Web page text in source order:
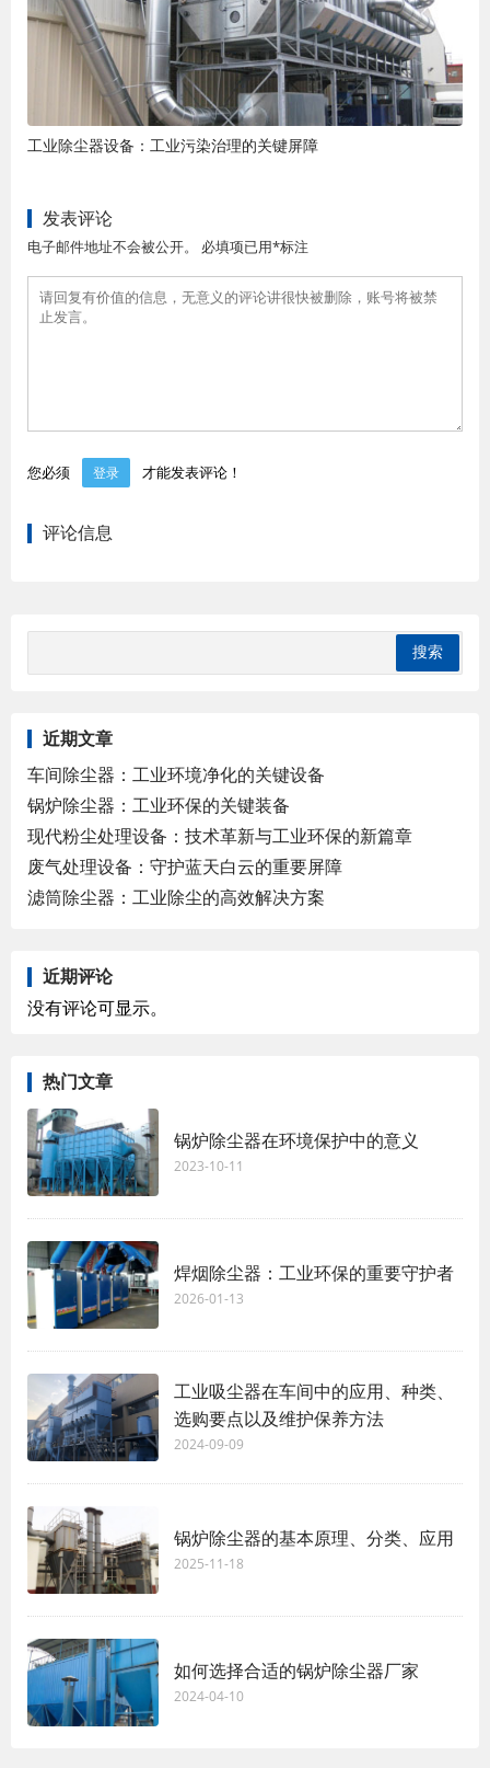
工业除尘器设备：工业污染治理的关键屏障
发表评论
电子邮件地址不会被公开。 必填项已用*标注
您必须 登录 才能发表评论！
评论信息
近期文章
车间除尘器：工业环境净化的关键设备
锅炉除尘器：工业环保的关键装备
现代粉尘处理设备：技术革新与工业环保的新篇章
废气处理设备：守护蓝天白云的重要屏障
滤筒除尘器：工业除尘的高效解决方案
近期评论
没有评论可显示。
热门文章
锅炉除尘器在环境保护中的意义
2023-10-11
焊烟除尘器：工业环保的重要守护者
2026-01-13
工业吸尘器在车间中的应用、种类、
选购要点以及维护保养方法
2024-09-09
锅炉除尘器的基本原理、分类、应用
2025-11-18
如何选择合适的锅炉除尘器厂家
2024-04-10